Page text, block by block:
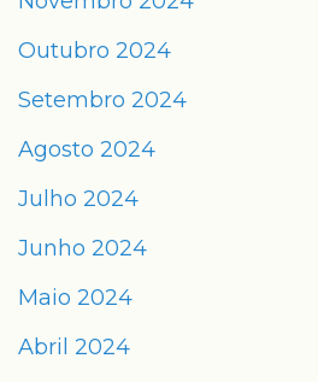
Outubro 2024
Setembro 2024
Agosto 2024
Julho 2024
Junho 2024
Maio 2024
Abril 2024